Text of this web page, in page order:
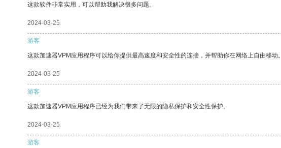
这款软件非常实用，可以帮助我解决很多问题。
2024-03-25
游客
这款加速器VPM应用程序可以给你提供最高速度和安全性的连接，并帮助你在网络上自由移动。
2024-03-25
游客
这款加速器VPM应用程序已经为我们带来了无限的隐私保护和安全性保护。
2024-03-25
游客